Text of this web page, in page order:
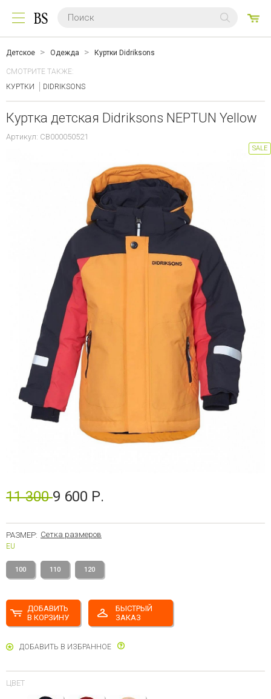
Детское Одежда Куртки Didriksons
СМОТРИТЕ ТАКЖЕ:
КУРТКИ
DIDRIKSONS
Куртка детская Didriksons NEPTUN Yellow
Артикул: CB000050521
SALE
11 3009 600 Р.
РАЗМЕР: Сетка размеров
EU
100 110 120
ДОБАВИТЬ
В КОРЗИНУ
БЫСТРЫЙ
ЗАКАЗ
ДОБАВИТЬ В ИЗБРАННОЕ
ЦВЕТ